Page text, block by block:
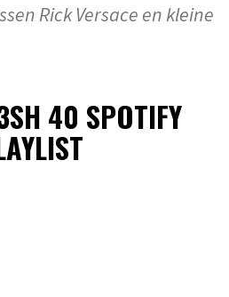
Rick Versace en kleine
40 SPOTIFY